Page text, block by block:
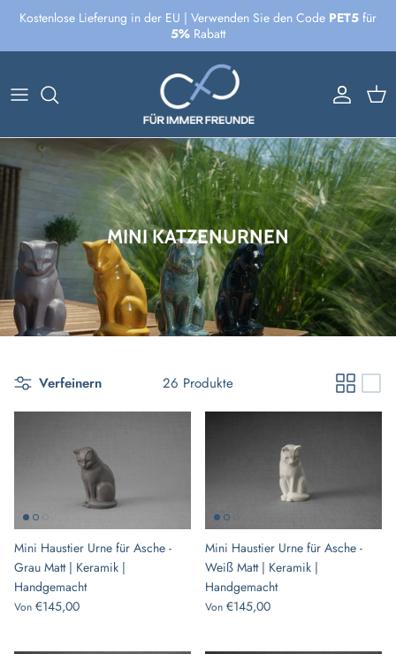
Direkt
Inhalt
Kostenlose Lieferung in der EU | Verwenden Sie den Code PET5 für
5% Rabatt
MINI KATZENURNEN
Verfeinern 26 Produkte
Mini Haustier Urne für Asche -
Grau Matt | Keramik |
Handgemacht
Von €145,00
Mini Haustier Urne für Asche -
Weiß Matt | Keramik |
Handgemacht
Von €145,00